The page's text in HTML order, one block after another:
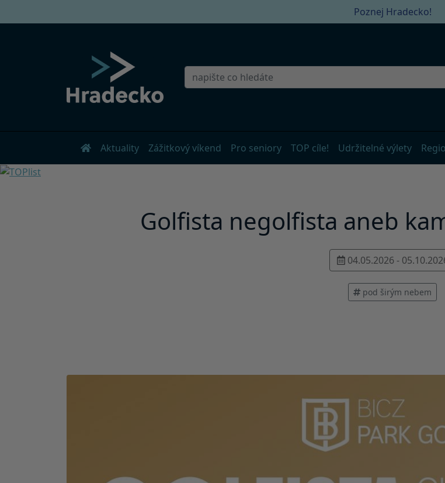
Poznej Hradecko!
Aktuality Zážitkový víkend Pro seniory TOP cíle! Udržitelné výlety
Golfista negolfista aneb
04.05.2026 -
pod širým nebem